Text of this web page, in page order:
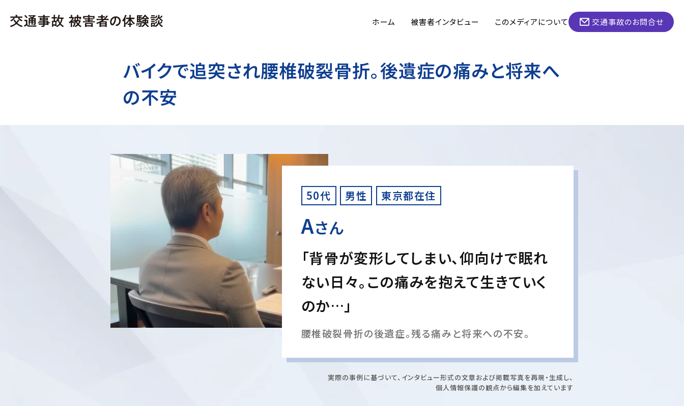
ホーム 被害者インタビュー このメディアについて 交通事故のお問合せ
バイクで追突され腰椎破裂骨折。後遺症の痛みと将来へ
の不安
50代 男性 東京都在住
Aさん
「背骨が変形してしまい、仰向けで眠れ
ない日々。この痛みを抱えて生きていく
のか…」
腰椎破裂骨折の後遺症。残る痛みと将来への不安。
実際の事例に基づいて、インタビュー形式の文章および掲載写真を再現・生成し、
個人情報保護の観点から編集を加えています